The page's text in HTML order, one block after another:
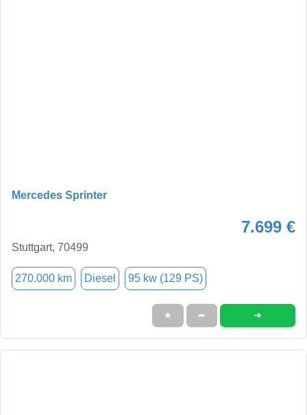
Mercedes Sprinter
7.699 €
Stuttgart, 70499
270.000 km Diesel 95 kw (129 PS)
★ ➦ ➜